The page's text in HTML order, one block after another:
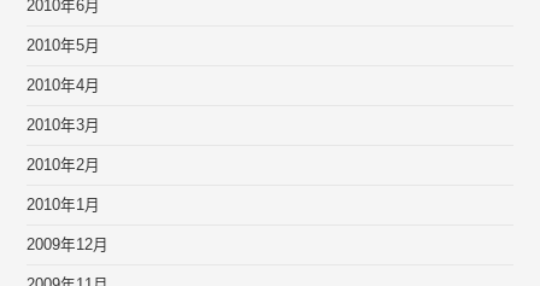
2010年6月
2010年5月
2010年4月
2010年3月
2010年2月
2010年1月
2009年12月